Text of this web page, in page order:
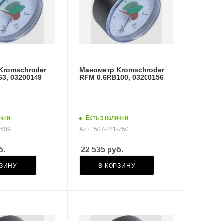
03200149
Манометр Kromschroder
RFM 0.6RB100, 03200156
Есть в наличии
Арт.: 507-221-750
22 535руб.
В КОРЗИНУ